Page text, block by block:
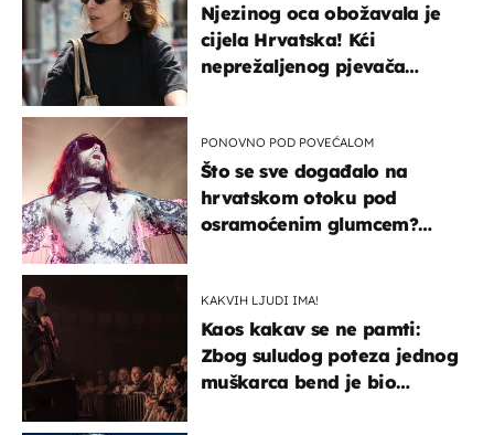
Njezinog oca obožavala je
cijela Hrvatska! Kći
neprežaljenog pjevača
PONOVNO POD POVEĆALOM
Što se sve događalo na
hrvatskom otoku pod
osramoćenim glumcem?
KAKVIH LJUDI IMA!
Kaos kakav se ne pamti:
Zbog suludog poteza jednog
muškarca bend je bio